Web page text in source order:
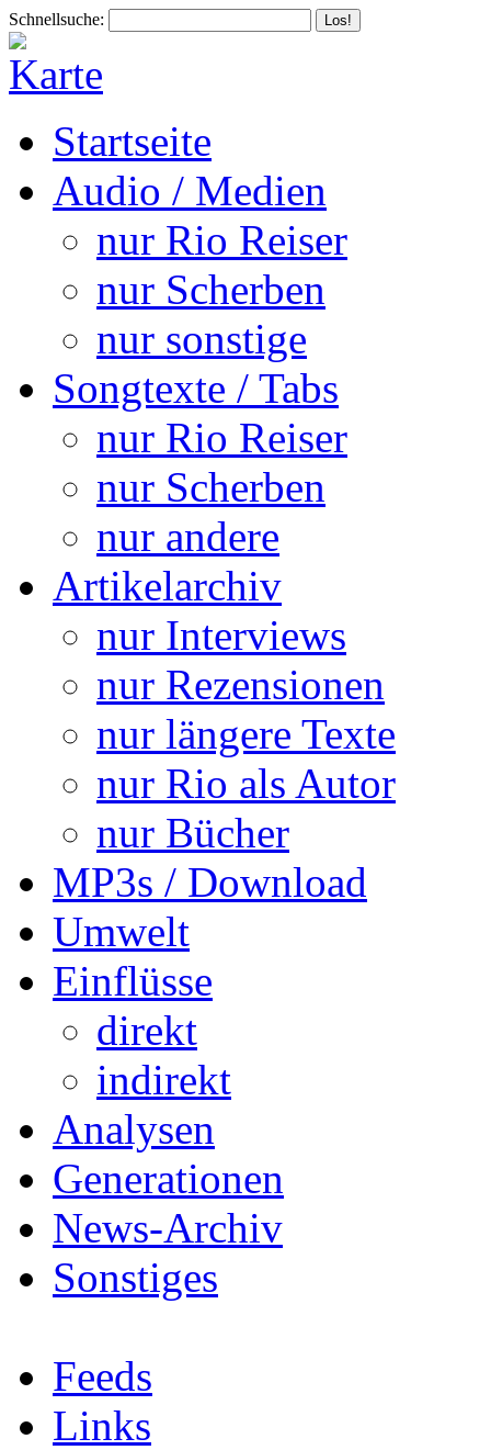
Schnellsuche:
Startseite
Audio / Medien
nur Rio Reiser
nur Scherben
nur sonstige
Songtexte / Tabs
nur Rio Reiser
nur Scherben
nur andere
Artikelarchiv
nur Interviews
nur Rezensionen
nur längere Texte
nur Rio als Autor
nur Bücher
MP3s / Download
Umwelt
Einflüsse
direkt
indirekt
Analysen
Generationen
News-Archiv
Sonstiges
Feeds
Links